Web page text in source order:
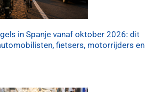
in Spanje vanaf oktober 2026: dit
fietsers, motorrijders en